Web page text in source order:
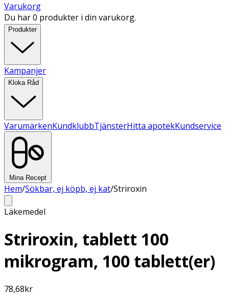
Varukorg
Du har 0 produkter i din varukorg.
Produkter
Kampanjer
Kloka Råd
VarumärkenKundklubbTjänsterHitta apotekKundservice
Mina Recept
Hem/Sökbar, ej köpb, ej kat/Striroxin
Läkemedel
Striroxin, tablett 100
mikrogram, 100 tablett(er)
78,68kr